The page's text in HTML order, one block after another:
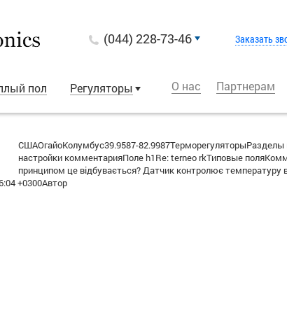
(044) 228-73-46 Заказать
пол Регуляторы О нас Партнерам
СШАОгайоКолумбус39.9587-
настройки комментарияПоле h1Re: terneo rkТиповые
принципом це відбувається? Датчик контролює
+0300Автор